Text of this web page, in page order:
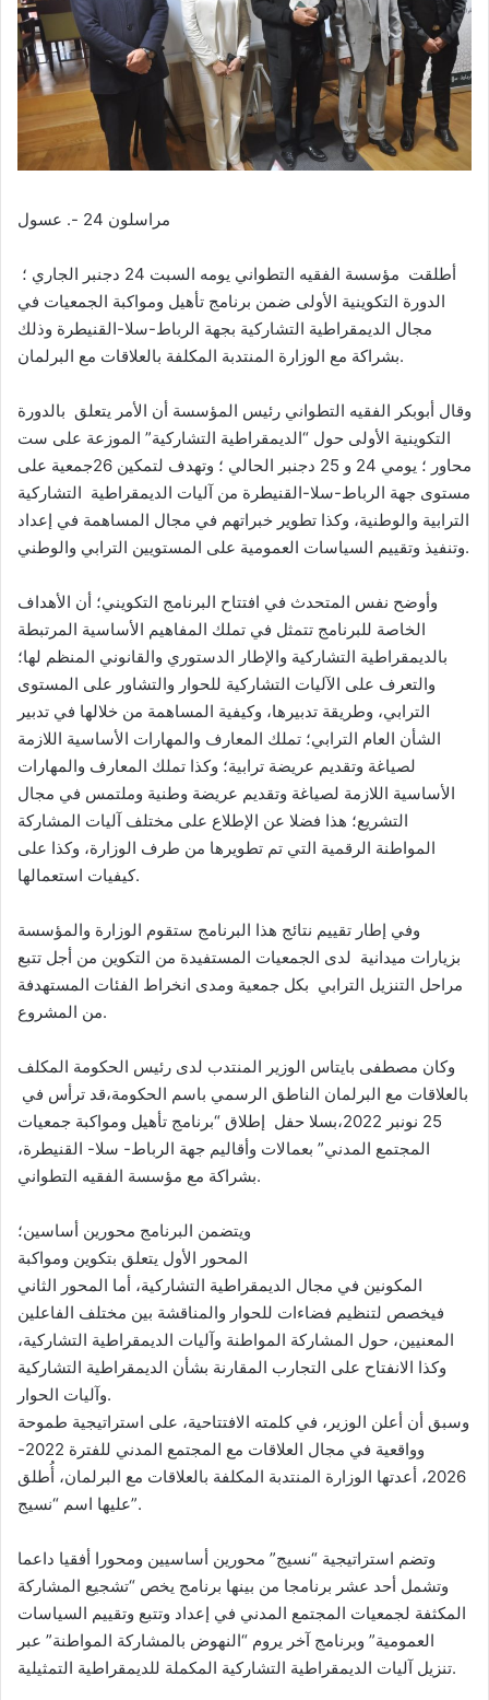
مراسلون 24 -. عسول
أطلقت مؤسسة الفقيه التطواني يومه السبت 24 دجنبر الجاري ؛
الدورة التكوينية الأولى ضمن برنامج تأهيل ومواكبة الجمعيات في
مجال الديمقراطية التشاركية بجهة الرباط-سلا-القنيطرة وذلك
بشراكة مع الوزارة المنتدبة المكلفة بالعلاقات مع البرلمان.
وقال أبوبكر الفقيه التطواني رئيس المؤسسة أن الأمر يتعلق بالدورة
التكوينية الأولى حول “الديمقراطية التشاركية” الموزعة على ست
محاور ؛ يومي 24 و 25 دجنبر الحالي ؛ وتهدف لتمكين 26جمعية على
مستوى جهة الرباط-سلا-القنيطرة من آليات الديمقراطية التشاركية
الترابية والوطنية، وكذا تطوير خبراتهم في مجال المساهمة في إعداد
وتنفيذ وتقييم السياسات العمومية على المستويين الترابي والوطني.
وأوضح نفس المتحدث في افتتاح البرنامج التكويني؛ أن الأهداف
الخاصة للبرنامج تتمثل في تملك المفاهيم الأساسية المرتبطة
بالديمقراطية التشاركية والإطار الدستوري والقانوني المنظم لها؛
والتعرف على الآليات التشاركية للحوار والتشاور على المستوى
الترابي، وطريقة تدبيرها، وكيفية المساهمة من خلالها في تدبير
الشأن العام الترابي؛ تملك المعارف والمهارات الأساسية اللازمة
لصياغة وتقديم عريضة ترابية؛ وكذا تملك المعارف والمهارات
الأساسية اللازمة لصياغة وتقديم عريضة وطنية وملتمس في مجال
التشريع؛ هذا فضلا عن الإطلاع على مختلف آليات المشاركة
المواطنة الرقمية التي تم تطويرها من طرف الوزارة، وكذا على
كيفيات استعمالها.
وفي إطار تقييم نتائج هذا البرنامج ستقوم الوزارة والمؤسسة
بزيارات ميدانية لدى الجمعيات المستفيدة من التكوين من أجل تتبع
مراحل التنزيل الترابي بكل جمعية ومدى انخراط الفئات المستهدفة
من المشروع.
وكان مصطفى بايتاس الوزير المنتدب لدى رئيس الحكومة المكلف
بالعلاقات مع البرلمان الناطق الرسمي باسم الحكومة،قد ترأس في
25 نونبر 2022،بسلا حفل إطلاق “برنامج تأهيل ومواكبة جمعيات
المجتمع المدني” بعمالات وأقاليم جهة الرباط- سلا- القنيطرة،
بشراكة مع مؤسسة الفقيه التطواني.
ويتضمن البرنامج محورين أساسين؛
المحور الأول يتعلق بتكوين ومواكبة
المكونين في مجال الديمقراطية التشاركية، أما المحور الثاني
فيخصص لتنظيم فضاءات للحوار والمناقشة بين مختلف الفاعلين
المعنيين، حول المشاركة المواطنة وآليات الديمقراطية التشاركية،
وكذا الانفتاح على التجارب المقارنة بشأن الديمقراطية التشاركية
وآليات الحوار.
وسبق أن أعلن الوزير، في كلمته الافتتاحية، على استراتيجية طموحة
وواقعية في مجال العلاقات مع المجتمع المدني للفترة 2022-
2026، أعدتها الوزارة المنتدبة المكلفة بالعلاقات مع البرلمان، أُطلق
عليها اسم “نسيج”.
وتضم استراتيجية “نسيج” محورين أساسيين ومحورا أفقيا داعما
وتشمل أحد عشر برنامجا من بينها برنامج يخص “تشجيع المشاركة
المكثفة لجمعيات المجتمع المدني في إعداد وتتبع وتقييم السياسات
العمومية” وبرنامج آخر يروم “النهوض بالمشاركة المواطنة” عبر
تنزيل آليات الديمقراطية التشاركية المكملة للديمقراطية التمثيلية.